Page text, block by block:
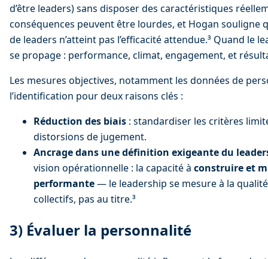
d’être leaders) sans disposer des caractéristiques
conséquences peuvent être lourdes, et Hogan souligne
de leaders n’atteint pas l’efficacité attendue.³ Quand le
se propage : performance, climat, engagement, et
Les mesures objectives, notamment les données de
l’identification pour deux raisons clés :
Réduction des biais : standardiser les critères
distorsions de jugement.
Ancrage dans une définition exigeante du
vision opérationnelle : la capacité à construire et
performante — le leadership se mesure à la
collectifs, pas au titre.³
3) Évaluer la personnalité